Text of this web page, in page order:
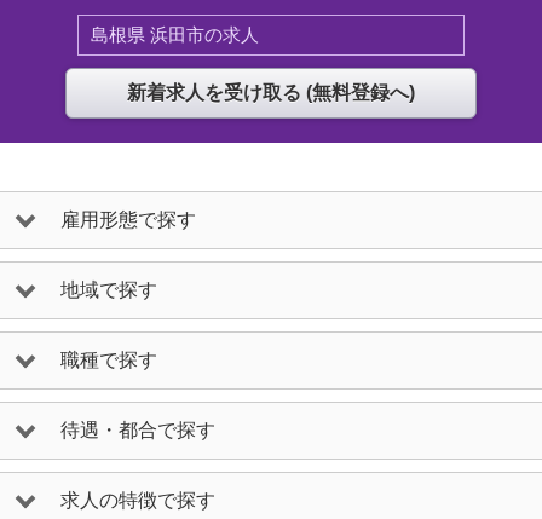
島根県 浜田市の求人
雇用形態で探す
地域で探す
職種で探す
待遇・都合で探す
求人の特徴で探す